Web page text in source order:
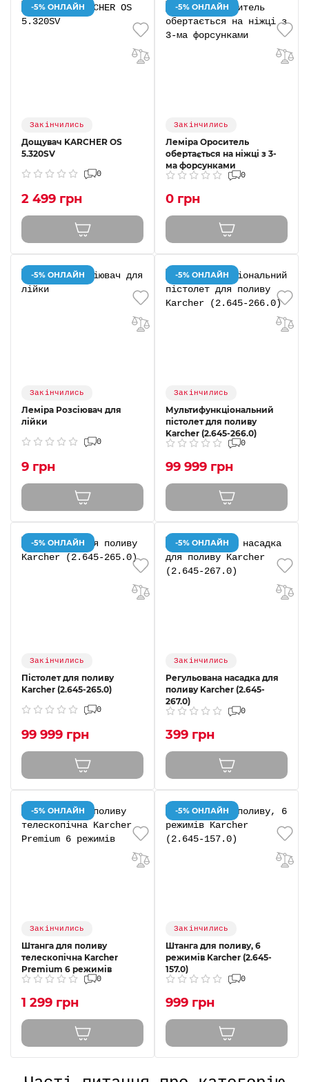
-5% ОНЛАЙН
Закінчились
Дощувач KARCHER OS
5.320SV
0
2 499 грн
-5% ОНЛАЙН
Закінчились
Леміра Ороситель
обертається на ніжці з 3-
ма форсунками
0
0 грн
-5% ОНЛАЙН
Закінчились
Леміра Розсіювач для
лійки
0
9 грн
-5% ОНЛАЙН
Закінчились
Мультифункціональний
пістолет для поливу
Karcher (2.645-266.0)
0
99 999 грн
-5% ОНЛАЙН
Закінчились
Пістолет для поливу
Karcher (2.645-265.0)
0
99 999 грн
-5% ОНЛАЙН
Закінчились
Регульована насадка для
поливу Karcher (2.645-
267.0)
0
399 грн
-5% ОНЛАЙН
Закінчились
Штанга для поливу
телескопічна Karcher
Premium 6 режимів
0
1 299 грн
-5% ОНЛАЙН
Закінчились
Штанга для поливу, 6
режимів Karcher (2.645-
157.0)
0
999 грн